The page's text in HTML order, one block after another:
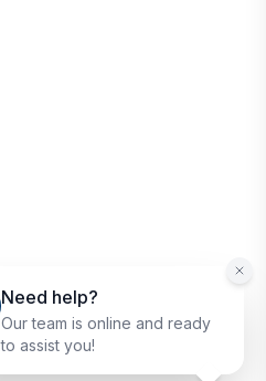
Need help?
Our team is online and ready
to assist you!